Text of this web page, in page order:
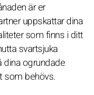
är er
uppskattar dina
som finns i ditt
svartsjuka
dina ogrundade
som behövs.